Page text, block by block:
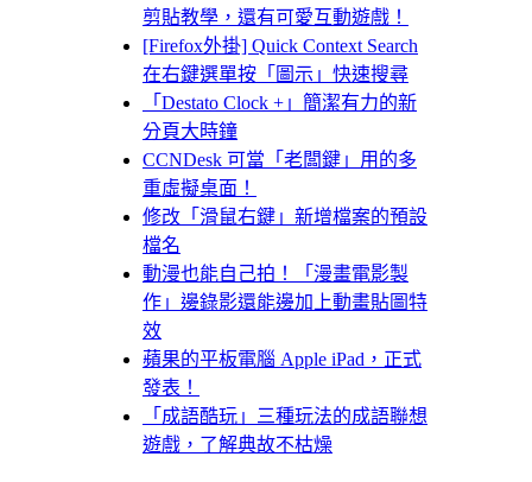
剪貼教學，還有可愛互動遊戲！
[Firefox外掛] Quick Context Search
在右鍵選單按「圖示」快速搜尋
「Destato Clock +」簡潔有力的新
分頁大時鐘
CCNDesk 可當「老闆鍵」用的多
重虛擬桌面！
修改「滑鼠右鍵」新增檔案的預設
檔名
動漫也能自己拍！「漫畫電影製
作」邊錄影還能邊加上動畫貼圖特
效
蘋果的平板電腦 Apple iPad，正式
發表！
「成語酷玩」三種玩法的成語聯想
遊戲，了解典故不枯燥